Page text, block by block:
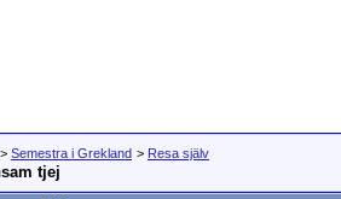
> Semestra i Grekland > Resa själv
tjej